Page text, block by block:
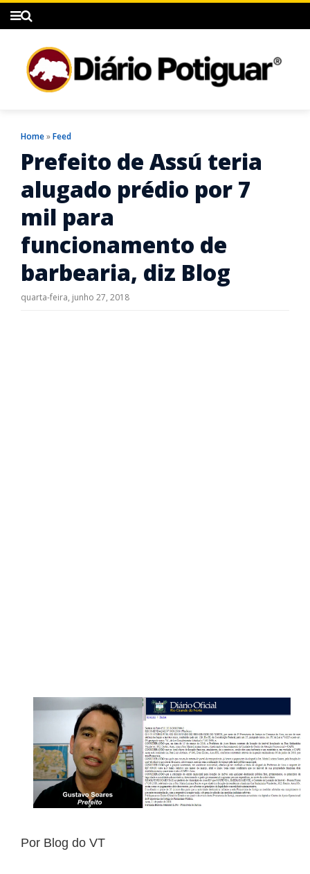
Home»Feed
Prefeito de Assú teria
alugado prédio por 7
mil para
funcionamento de
barbearia, diz Blog
quarta-feira, junho 27, 2018
Por Blog do VT